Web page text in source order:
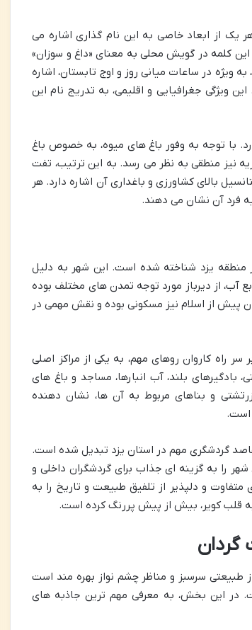
یک از ابعاد خاصی به این نام گذاری اشاره می
این کلمه در گویش محلی به معنای «داغ و سوزان»
ویژه در ساعات میانی روز و اوج تابستان، اشاره
ویژگی جغرافیایی و اقلیمی، به تدریج نام این
با توجه به وفور باغ های میوه، به خصوص باغ
نیز منطقی به نظر می رسد. به این ترتیب، تفت
بالای کشاورزی و باغداری آن اشاره دارد. هر
فرد آن نشان می دهند.
منطقه یزد شناخته شده است. این شهر به دلیل
از دیرباز مورد توجه تمدن های مختلف بوده
پیش از اسلام نیز مسکونی بوده و نقش مهمی در
سر راه کاروان روهای مهم، به یکی از مراکز اصلی
بلند، آب انبارها، مساجد و باغ های
و بناهای مربوط به آن ها، نشان دهنده
است.
گردشگری مهم در استان یزد تبدیل شده است.
را به گزینه ای جذاب برای گردشگران داخلی و
و دلپذیر از تلفیق طبیعت و تاریخ را به
به قلب کویر، بیش از پیش پررنگ کرده است.
طبیعتی سرسبز و مناظر چشم نواز بهره مند است
در این بخش، به معرفی مهم ترین جاذبه های